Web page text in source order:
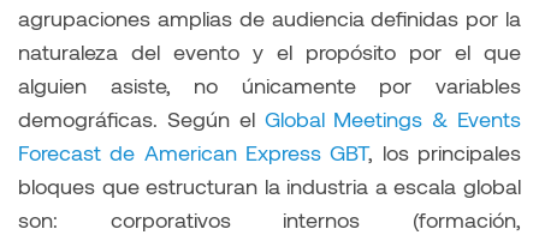
agrupaciones amplias de audiencia definidas por la
naturaleza del evento y el propósito por el que
alguien asiste, no únicamente por variables
demográficas. Según el Global Meetings & Events
Forecast de American Express GBT, los principales
bloques que estructuran la industria a escala global
son: corporativos internos (formación,